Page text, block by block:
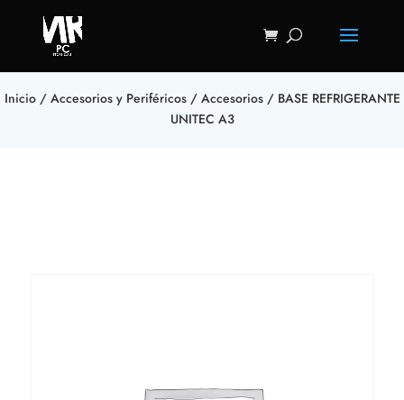
Inicio/ Accesorios y Periféricos/ Accesorios/ BASE REFRIGERANTE
UNITEC A3